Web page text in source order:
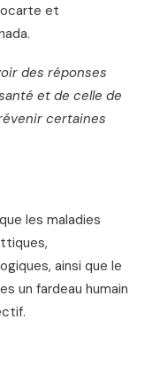
et
des réponses
et de celle de
certaines
les maladies
ainsi que le
un fardeau humain